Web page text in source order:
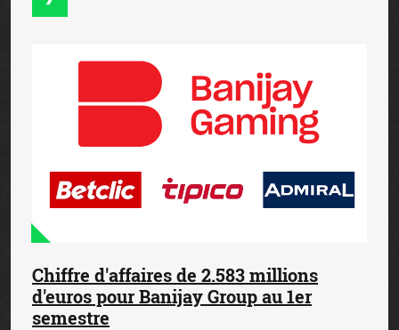
Chiffre d'affaires de 2.583 millions
d'euros pour Banijay Group au 1er
semestre